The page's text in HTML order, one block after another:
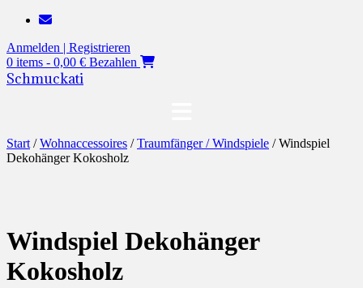
Zum
springen
Anmelden | Registrieren
0 items - 0,00 € Bezahlen
Schmuckati
Start /Wohnaccessoires /Traumfänger / Windspiele / Windspiel
Dekohänger Kokosholz
Windspiel Dekohänger
Kokosholz